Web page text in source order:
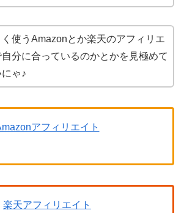
く使うAmazonとか楽天のアフィリエ
分に合っているのかとかを見極めて
ゃ♪
アフィリエイト
楽天アフィリエイト